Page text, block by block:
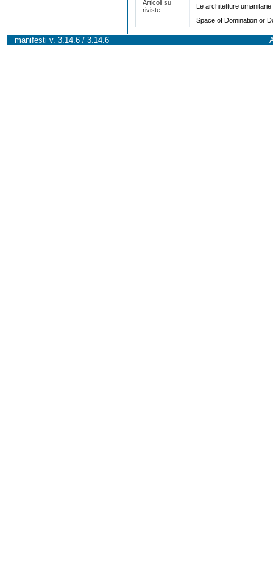
Articoli su
riviste
Le architetture
Space of Domination or
manifesti v. 3.14.6 / 3.14.6